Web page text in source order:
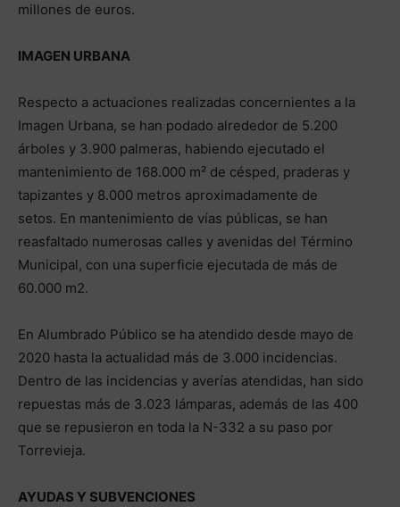
millones de euros.
IMAGEN URBANA
Respecto a actuaciones realizadas concernientes a la
Imagen Urbana, se han podado alrededor de 5.200
árboles y 3.900 palmeras, habiendo ejecutado el
mantenimiento de 168.000 m² de césped, praderas y
tapizantes y 8.000 metros aproximadamente de
setos. En mantenimiento de vías públicas, se han
reasfaltado numerosas calles y avenidas del Término
Municipal, con una superficie ejecutada de más de
60.000 m2.
En Alumbrado Público se ha atendido desde mayo de
2020 hasta la actualidad más de 3.000 incidencias.
Dentro de las incidencias y averías atendidas, han sido
repuestas más de 3.023 lámparas, además de las 400
que se repusieron en toda la N-332 a su paso por
Torrevieja.
AYUDAS Y SUBVENCIONES